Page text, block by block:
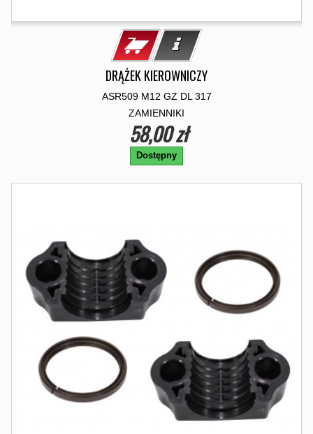
DRĄŻEK KIEROWNICZY
ASR509 M12 GZ DL 317
ZAMIENNIKI
58,00 zł
Dostępny